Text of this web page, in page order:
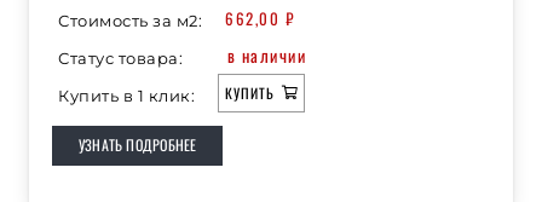
Стоимость за м2: 662,00 ₽
Статус товара: в наличии
Купить в 1 клик: КУПИТЬ
УЗНАТЬ ПОДРОБНЕЕ